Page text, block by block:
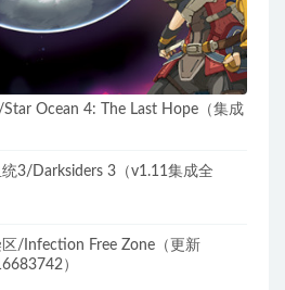
Ocean 4: The Last Hope（集成
3/Darksiders 3（v1.11集成全
/Infection Free Zone（更新
）